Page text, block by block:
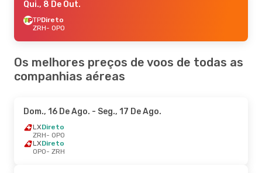
Qui., 8 De Out.
TPDireto
ZRH- OPO
Os melhores preços de voos de todas as
companhias aéreas
Dom., 16 De Ago. - Seg., 17 De Ago.
LXDireto
ZRH- OPO
LXDireto
OPO- ZRH